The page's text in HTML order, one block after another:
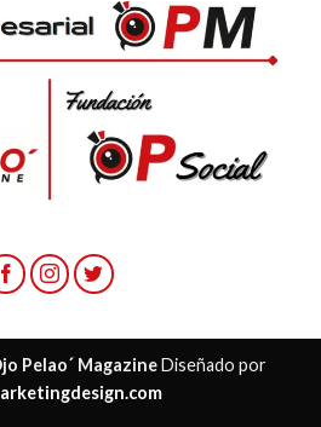
Pelao´ MagazineDiseñado por